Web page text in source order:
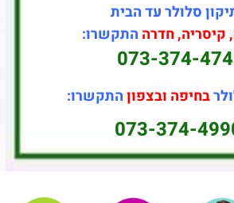
סלולר עד הבית
קיסריה, חדרה התקשרו:
073-374-
בחיפה ובצפוןהתקשרו:
073-374-